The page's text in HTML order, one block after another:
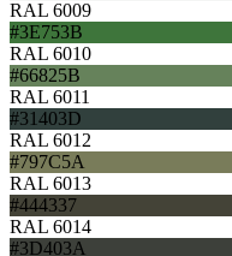
RAL 6009
#3E753B
RAL 6010
#66825B
RAL 6011
#31403D
RAL 6012
#797C5A
RAL 6013
#444337
RAL 6014
#3D403A